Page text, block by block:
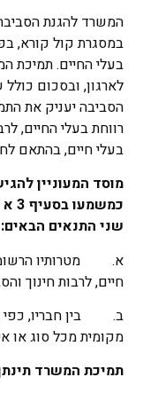
המשרד להגנת
במסגרת קול קורא,
הסביבה יעניק את
רווחת בעלי החיים,
בעלי חיים, בהתאם
מוסד המעוניין
שני התנאים הבאים:
א. מטרותיו
חיים, לרבות חינוך
ב. בין חבריו, כפי
מקומית מכל סוג או
תמיכת המשרד